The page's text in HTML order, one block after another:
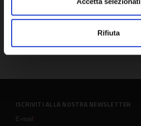
Rifiuta
ISCRIVITI ALLA NOSTRA NEWSLETTER